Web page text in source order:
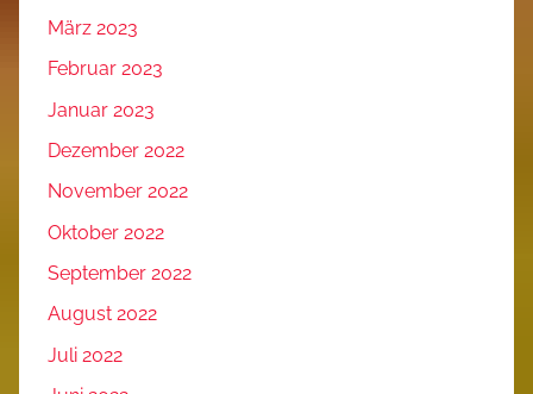
März 2023
Februar 2023
Januar 2023
Dezember 2022
November 2022
Oktober 2022
September 2022
August 2022
Juli 2022